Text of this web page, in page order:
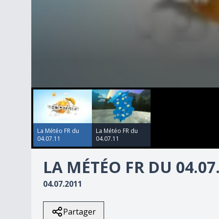
0
seconds
minute,
48
seconds
90%
La Météo FR du
04.07.11
La Météo FR du
04.07.11
LA MÉTÉO FR DU
04.07.2011
Partager